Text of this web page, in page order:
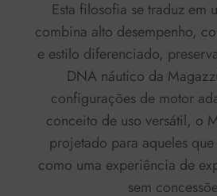
Esta filosofia se traduz em
combina alto desempenho,
e estilo diferenciado,
DNA náutico da
configurações de motor
conceito de uso versátil, o
projetado para aqueles
como uma experiência de
sem